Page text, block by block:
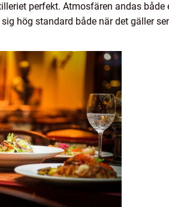
perfekt. Atmosfären andas både
hög standard både när det gäller